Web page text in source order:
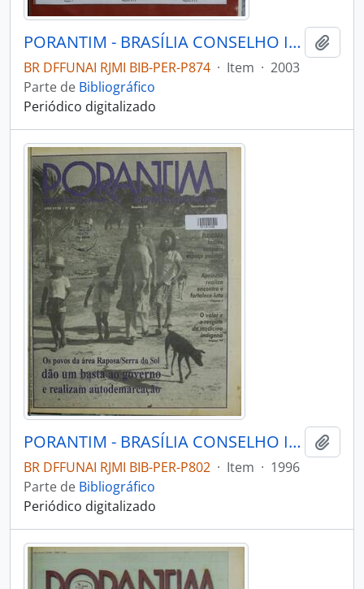
PORANTIM - BRASÍLIA CONSELHO INDIGENISTA MISSIONÁRIO - 2003 - Nº260
BR DFFUNAI RJMI BIB-PER-P874 · Item · 2003
Parte de Bibliográfico
Periódico digitalizado
PORANTIM - BRASÍLIA CONSELHO INDIGENISTA MISSIONÁRIO - 1996 - Nº188
BR DFFUNAI RJMI BIB-PER-P802 · Item · 1996
Parte de Bibliográfico
Periódico digitalizado